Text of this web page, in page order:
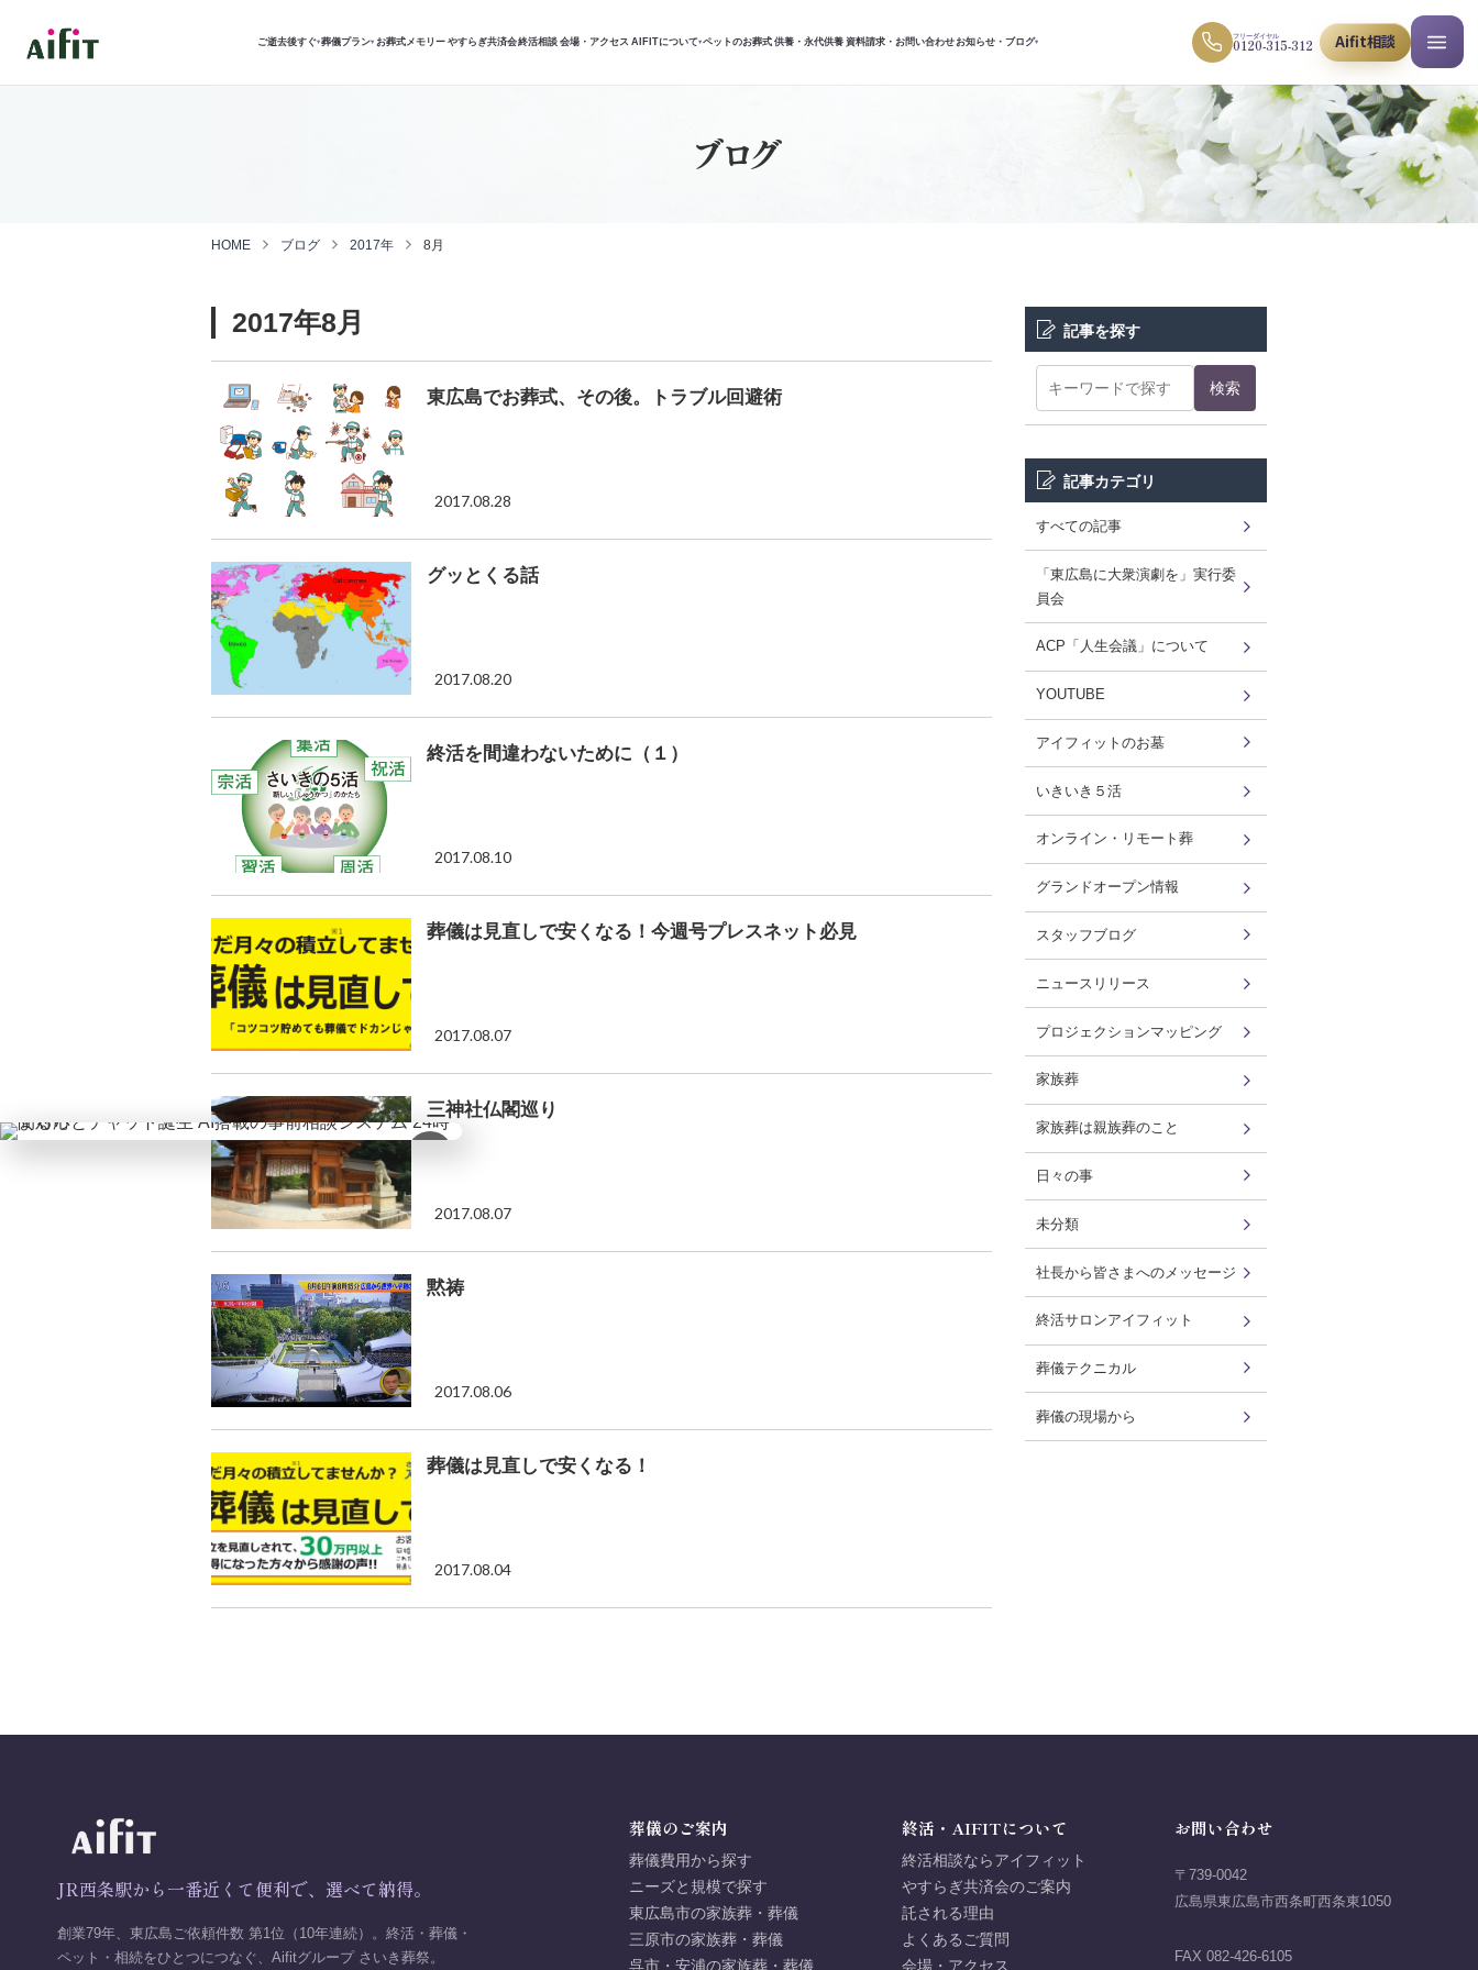
ご逝去後すぐ▾ 葬儀プラン▾ お葬式メモリー やすらぎ共済会終活相談 会場・アクセス AIFITについて▾ ペットのお葬式 供養・永代供養 資料請求・お問い合わせお知らせ・ブログ▾
フリーダイヤル
0120-315-312 Aifit相談
ブログ
HOME ブログ 2017年 8月
2017年8月
東広島でお葬式、その後。トラブル回避術
2017.08.28
グッとくる話
2017.08.20
終活を間違わないために（１）
2017.08.10
葬儀は見直しで安くなる！今週号プレスネット必見
2017.08.07
三神社仏閣巡り
2017.08.07
黙祷
2017.08.06
葬儀は見直しで安くなる！
2017.08.04
記事を探す
検索
記事カテゴリ
すべての記事
「東広島に大衆演劇を」実行委
員会
ACP「人生会議」について
YOUTUBE
アイフィットのお墓
いきいき５活
オンライン・リモート葬
グランドオープン情報
スタッフブログ
ニュースリリース
プロジェクションマッピング
家族葬
家族葬は親族葬のこと
日々の事
未分類
社長から皆さまへのメッセージ
終活サロンアイフィット
葬儀テクニカル
葬儀の現場から
JR西条駅から一番近くて便利で、選べて納得。
創業79年、東広島ご依頼件数 第1位（10年連続）。終活・葬儀・
ペット・相続をひとつにつなぐ、Aifitグループ さいき葬祭。
葬儀のご案内
葬儀費用から探す
ニーズと規模で探す
東広島市の家族葬・葬儀
三原市の家族葬・葬儀
呉市・安浦の家族葬・葬儀
終活・AIFITについて
終活相談ならアイフィット
やすらぎ共済会のご案内
託される理由
よくあるご質問
会場・アクセス
お問い合わせ
〒739-0042
広島県東広島市西条町西条東1050
FAX 082-426-6105